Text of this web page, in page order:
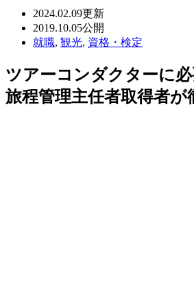
2024.02.09更新
2019.10.05公開
就職, 観光, 資格・検定
ツアーコンダクターに
旅程管理主任者取得者が